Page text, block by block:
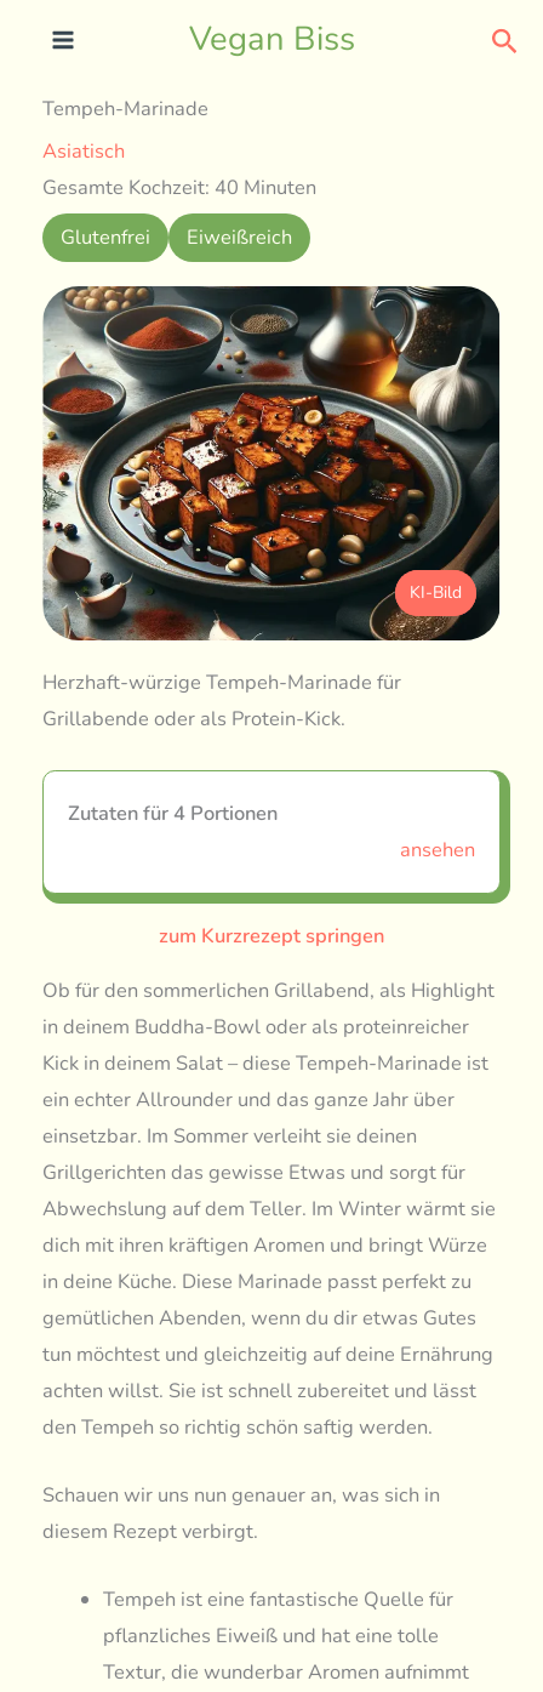
Vegan Biss
Tempeh-Marinade
Asiatisch
Gesamte Kochzeit: 40 Minuten
Glutenfrei
Eiweißreich
KI-Bild
Herzhaft-würzige Tempeh-Marinade für
Grillabende oder als Protein-Kick.
Zutaten für 4 Portionen
ansehen
zum Kurzrezept springen
Ob für den sommerlichen Grillabend, als Highlight
in deinem Buddha-Bowl oder als proteinreicher
Kick in deinem Salat – diese Tempeh-Marinade ist
ein echter Allrounder und das ganze Jahr über
einsetzbar. Im Sommer verleiht sie deinen
Grillgerichten das gewisse Etwas und sorgt für
Abwechslung auf dem Teller. Im Winter wärmt sie
dich mit ihren kräftigen Aromen und bringt Würze
in deine Küche. Diese Marinade passt perfekt zu
gemütlichen Abenden, wenn du dir etwas Gutes
tun möchtest und gleichzeitig auf deine Ernährung
achten willst. Sie ist schnell zubereitet und lässt
den Tempeh so richtig schön saftig werden.
Schauen wir uns nun genauer an, was sich in
diesem Rezept verbirgt.
Tempeh ist eine fantastische Quelle für
pflanzliches Eiweiß und hat eine tolle
Textur, die wunderbar Aromen aufnimmt